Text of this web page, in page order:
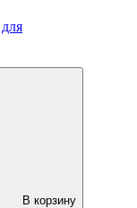
В корзину